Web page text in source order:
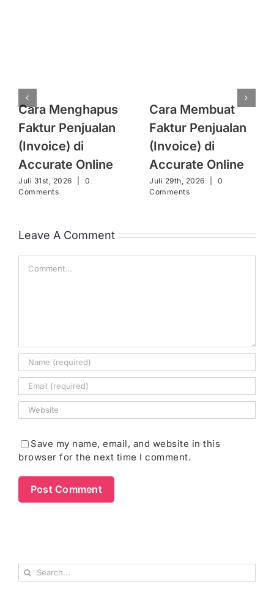
Cara Menghapus
Faktur Penjualan
(Invoice) di
Accurate Online
Juli 31st, 2026
0
Comments
Cara Membuat
Faktur Penjualan
(Invoice) di
Accurate Online
Juli 29th, 2026
0
Comments
Leave A Comment
Save my name, email, and website in this
browser for the next time I comment.
Search
for: